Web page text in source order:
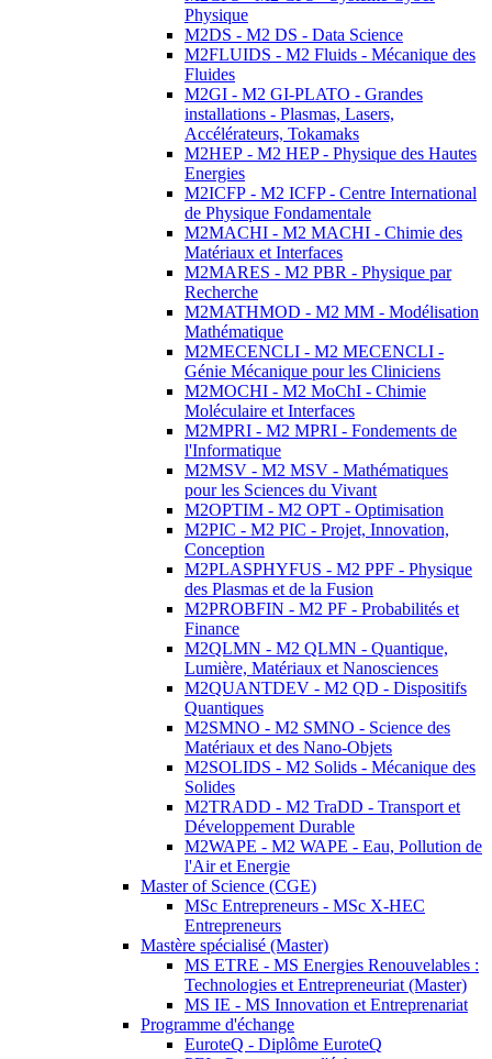
Physique
M2DS - M2 DS - Data Science
M2FLUIDS - M2 Fluids - Mécanique des
Fluides
M2GI - M2 GI-PLATO - Grandes
installations - Plasmas, Lasers,
Accélérateurs, Tokamaks
M2HEP - M2 HEP - Physique des Hautes
Energies
M2ICFP - M2 ICFP - Centre International
de Physique Fondamentale
M2MACHI - M2 MACHI - Chimie des
Matériaux et Interfaces
M2MARES - M2 PBR - Physique par
Recherche
M2MATHMOD - M2 MM - Modélisation
Mathématique
M2MECENCLI - M2 MECENCLI -
Génie Mécanique pour les Cliniciens
M2MOCHI - M2 MoChI - Chimie
Moléculaire et Interfaces
M2MPRI - M2 MPRI - Fondements de
l'Informatique
M2MSV - M2 MSV - Mathématiques
pour les Sciences du Vivant
M2OPTIM - M2 OPT - Optimisation
M2PIC - M2 PIC - Projet, Innovation,
Conception
M2PLASPHYFUS - M2 PPF - Physique
des Plasmas et de la Fusion
M2PROBFIN - M2 PF - Probabilités et
Finance
M2QLMN - M2 QLMN - Quantique,
Lumière, Matériaux et Nanosciences
M2QUANTDEV - M2 QD - Dispositifs
Quantiques
M2SMNO - M2 SMNO - Science des
Matériaux et des Nano-Objets
M2SOLIDS - M2 Solids - Mécanique des
Solides
M2TRADD - M2 TraDD - Transport et
Développement Durable
M2WAPE - M2 WAPE - Eau, Pollution de
l'Air et Energie
Master of Science (CGE)
MSc Entrepreneurs - MSc X-HEC
Entrepreneurs
Mastère spécialisé (Master)
MS ETRE - MS Energies Renouvelables :
Technologies et Entrepreneuriat (Master)
MS IE - MS Innovation et Entreprenariat
Programme d'échange
EuroteQ - Diplôme EuroteQ